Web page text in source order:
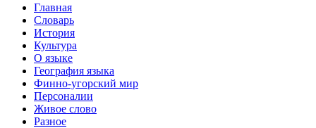
Главная
Словарь
История
Культура
О языке
География языка
Финно-угорский мир
Персоналии
Живое слово
Разное